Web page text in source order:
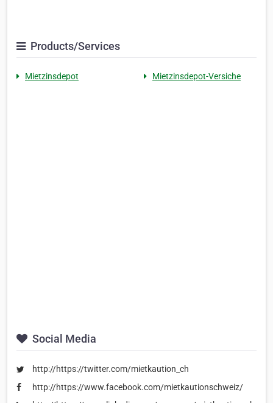
Products/Services
Mietzinsdepot Mietzinsdepot-Versiche
Social Media
http://https://twitter.com/mietkaution_ch
http://https://www.facebook.com/mietkautionschweiz/